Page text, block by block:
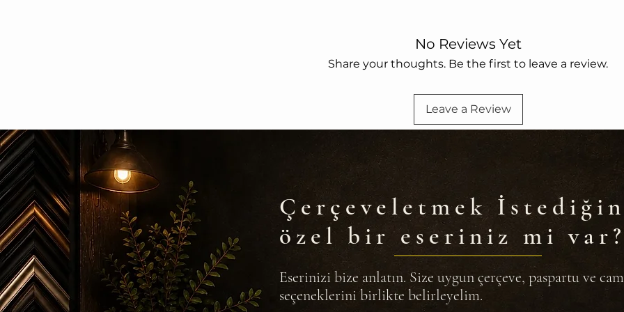
No Reviews Yet
Share your thoughts. Be the first to leave a review.
Leave a Review
Çerçeveletmek
özel bir eseriniz mi
Eserinizi bize anlatın. Size uygun çerçeve, paspartu ve cam
seçeneklerini birlikte belirleyelim.